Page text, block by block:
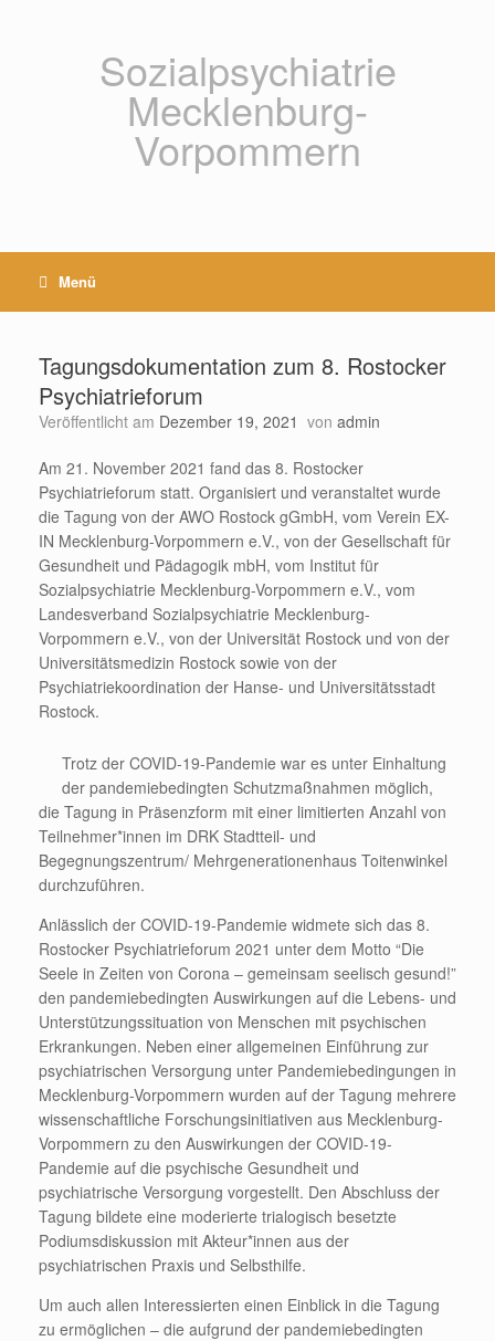
Sozialpsychiatrie
Mecklenburg-
Vorpommern
Menü
Tagungsdokumentation zum 8. Rostocker
Psychiatrieforum
Veröffentlicht am Dezember 19, 2021 von admin
Am 21. November 2021 fand das 8. Rostocker
Psychiatrieforum statt. Organisiert und veranstaltet wurde
die Tagung von der AWO Rostock gGmbH, vom Verein EX-
IN Mecklenburg-Vorpommern e.V., von der Gesellschaft für
Gesundheit und Pädagogik mbH, vom Institut für
Sozialpsychiatrie Mecklenburg-Vorpommern e.V., vom
Landesverband Sozialpsychiatrie Mecklenburg-
Vorpommern e.V., von der Universität Rostock und von der
Universitätsmedizin Rostock sowie von der
Psychiatriekoordination der Hanse- und Universitätsstadt
Rostock.
Trotz der COVID-19-Pandemie war es unter Einhaltung
der pandemiebedingten Schutzmaßnahmen möglich,
die Tagung in Präsenzform mit einer limitierten Anzahl von
Teilnehmer*innen im DRK Stadtteil- und
Begegnungszentrum/ Mehrgenerationenhaus Toitenwinkel
durchzuführen.
Anlässlich der COVID-19-Pandemie widmete sich das 8.
Rostocker Psychiatrieforum 2021 unter dem Motto “Die
Seele in Zeiten von Corona – gemeinsam seelisch gesund!”
den pandemiebedingten Auswirkungen auf die Lebens- und
Unterstützungssituation von Menschen mit psychischen
Erkrankungen. Neben einer allgemeinen Einführung zur
psychiatrischen Versorgung unter Pandemiebedingungen in
Mecklenburg-Vorpommern wurden auf der Tagung mehrere
wissenschaftliche Forschungsinitiativen aus Mecklenburg-
Vorpommern zu den Auswirkungen der COVID-19-
Pandemie auf die psychische Gesundheit und
psychiatrische Versorgung vorgestellt. Den Abschluss der
Tagung bildete eine moderierte trialogisch besetzte
Podiumsdiskussion mit Akteur*innen aus der
psychiatrischen Praxis und Selbsthilfe.
Um auch allen Interessierten einen Einblick in die Tagung
zu ermöglichen – die aufgrund der pandemiebedingten